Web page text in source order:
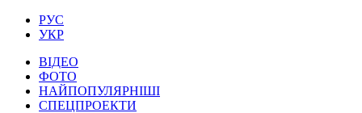
РУС
УКР
ВІДЕО
ФОТО
НАЙПОПУЛЯРНІШІ
СПЕЦПРОЕКТИ